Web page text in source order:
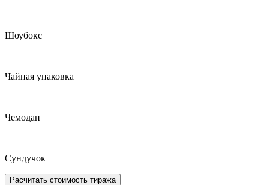
Шоубокс
Чайная упаковка
Чемодан
Сундучок
Расчитать стоимость тиража